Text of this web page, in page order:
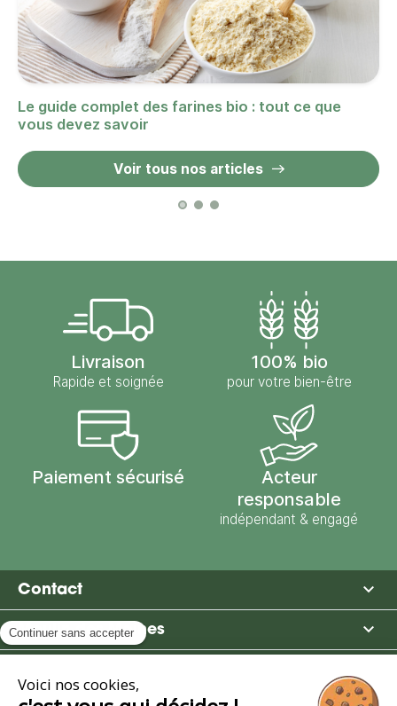
Le guide complet des farines bio : tout ce que
vous devez savoir
Voir tous nos articles
Livraison
Rapide et soignée
100% bio
pour votre bien-être
Paiement sécurisé
Acteur
responsable
indépendant & engagé
Contact 
Moulin des Moines 